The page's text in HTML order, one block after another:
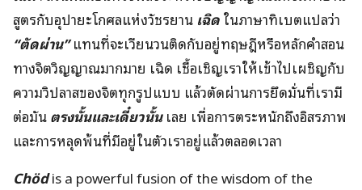
สูตรกับอุปายะโกศลแห่งวัชรยาน เฉิดในภาษาทิเบตแปลว่า
“ตัดผ่าน”แทนที่จะเวียนวนติดกับอยู่ทฤษฎีหรือหลักคำสอน
ทางจิตวิญญาณมากมาย เฉิด เชื้อเชิญเราให้เข้าไปเผชิญกับ
ความวิปลาสของจิตทุกรูปแบบ แล้วตัดผ่านการยึดมั่นที่เรามี
ต่อมันตรงนั้นและเดี๋ยวนั้นเลย เพื่อการตระหนักถึงอิสรภาพ
และการหลุดพ้นที่มีอยู่ในตัวเราอยู่แล้วตลอดเวลา
Chödis a powerful fusion of the wisdom of the